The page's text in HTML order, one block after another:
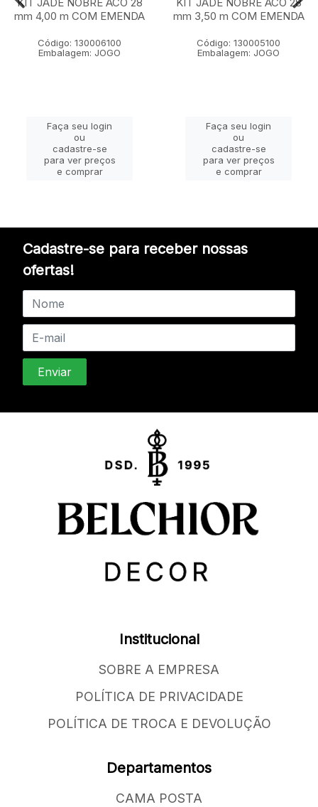
mm 4,00 m COM EMENDA
Código: 130006100
Embalagem: JOGO
Faça seu login
ou
cadastre-se
para ver preços
e comprar
mm 3,50 m COM EMENDA
Código: 130005100
Embalagem: JOGO
Faça seu login
ou
cadastre-se
para ver preços
e comprar
Cadastre-se para receber nossas
ofertas!
Institucional
SOBRE A EMPRESA
POLÍTICA DE PRIVACIDADE
POLÍTICA DE TROCA E DEVOLUÇÃO
Departamentos
CAMA POSTA